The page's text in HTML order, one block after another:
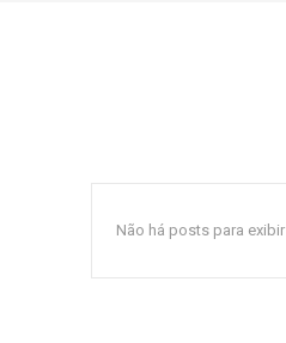
Não há posts para exibir